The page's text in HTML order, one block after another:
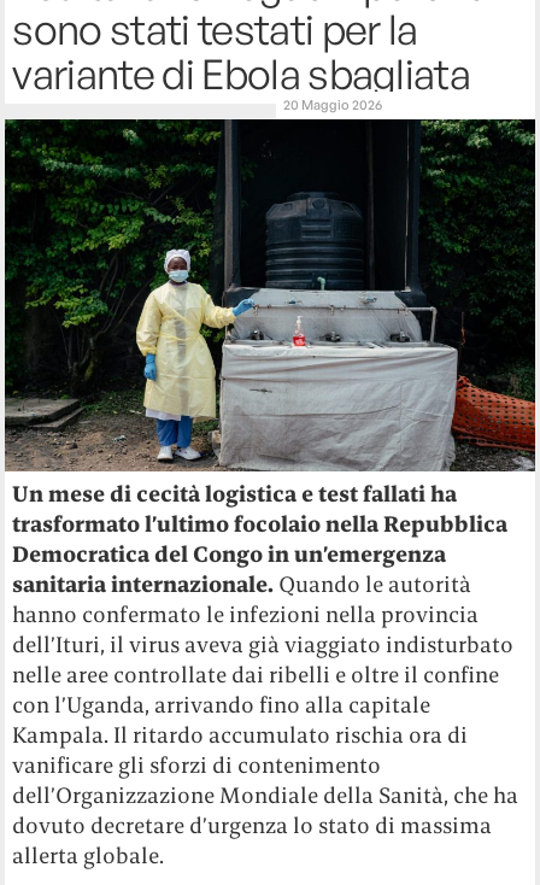
sono stati testati per la
variante di Ebola sbagliata
20 Maggio 2026
Un mese di cecità logistica e test fallati ha
trasformato l’ultimo focolaio nella Repubblica
Democratica del Congo in un’emergenza
sanitaria internazionale. Quando le autorità
hanno confermato le infezioni nella provincia
dell’Ituri, il virus aveva già viaggiato indisturbato
nelle aree controllate dai ribelli e oltre il confine
con l’Uganda, arrivando fino alla capitale
Kampala. Il ritardo accumulato rischia ora di
vanificare gli sforzi di contenimento
dell’Organizzazione Mondiale della Sanità, che ha
dovuto decretare d’urgenza lo stato di massima
allerta globale.